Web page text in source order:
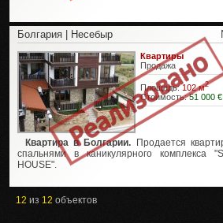
Болгария | Несебыр
Квартиры
Продажа
Площадь:102 м2
Стоимость: 51 000 €
Квартира в Болгарии. Продается
спальнями в каникулярного комплекса
HOUSE".
12 из 12 объектов